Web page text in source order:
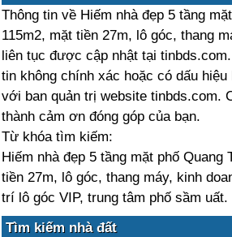
Thông tin về Hiếm nhà đẹp 5 tầng
115m2, mặt tiền 27m, lô góc, thang
liên tục được cập nhật tại
tin không chính xác hoặc có dấu
với ban quản trị website tinbds.com.
thành cảm ơn đóng góp của bạn.
Từ khóa tìm kiếm:
Hiếm nhà đẹp 5 tầng mặt phố Quang
tiền 27m, lô góc, thang máy, kinh
trí lô góc VIP, trung tâm phố sầm uất.
Tìm kiếm nhà đất